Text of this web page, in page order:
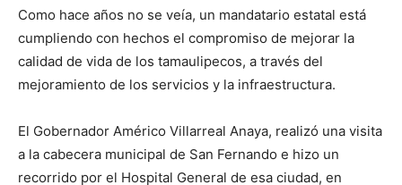
Como hace años no se veía, un mandatario estatal está
cumpliendo con hechos el compromiso de mejorar la
calidad de vida de los tamaulipecos, a través del
mejoramiento de los servicios y la infraestructura.
El Gobernador Américo Villarreal Anaya, realizó una visita
a la cabecera municipal de San Fernando e hizo un
recorrido por el Hospital General de esa ciudad, en